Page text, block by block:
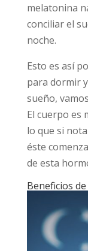
melatonina
conciliar el
noche.
Esto es así
para dormir
sueño,
El cuerpo es
lo que si
éste
de esta
Beneficios